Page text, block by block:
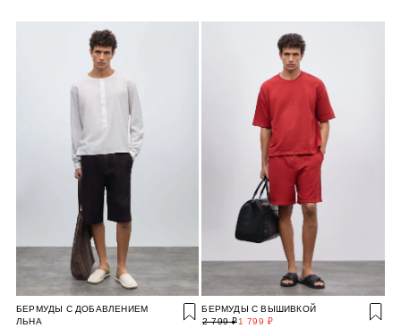
БЕРМУДЫ С ДОБАВЛЕНИЕМ
ЛЬНА
БЕРМУДЫ С ВЫШИВКОЙ
1 799 ₽
2 799 ₽